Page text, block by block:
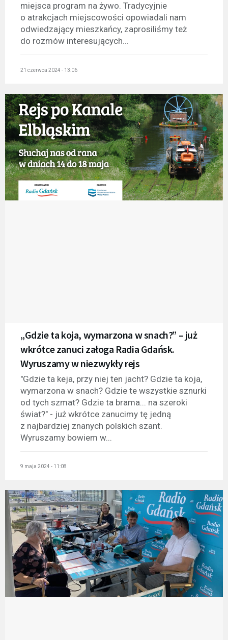
miejsca program na żywo. Tradycyjnie
o atrakcjach miejscowości opowiadali nam
odwiedzający mieszkańcy, zaprosiliśmy też
do rozmów interesujących...
21 czerwca 2024 - 13:06
„Gdzie ta koja, wymarzona w snach?” – już
wkrótce zanuci załoga Radia Gdańsk.
Wyruszamy w niezwykły rejs
"Gdzie ta keja, przy niej ten jacht? Gdzie ta koja,
wymarzona w snach? Gdzie te wszystkie sznurki
od tych szmat? Gdzie ta brama... na szeroki
świat?" - już wkrótce zanucimy tę jedną
z najbardziej znanych polskich szant.
Wyruszamy bowiem w...
9 maja 2024 - 11:08